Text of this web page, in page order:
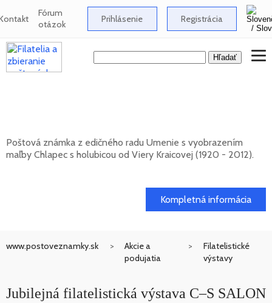
Fórum
otázok Prihlásenie Registrácia
Poštová známka z edičného radu Umenie s vyobrazením
maľby Chlapec s holubicou od Viery Kraicovej (1920 - 2012).
Kompletná informácia
www.postoveznamky.sk
Akcie a
podujatia
Filatelistické
výstavy
Jubilejná filatelistická výstava C–S SALON